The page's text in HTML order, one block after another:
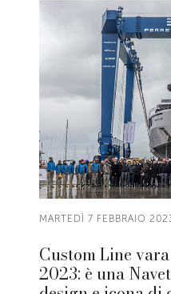
MARTEDÌ 7 FEBBRAIO
Custom Line
2023: è una